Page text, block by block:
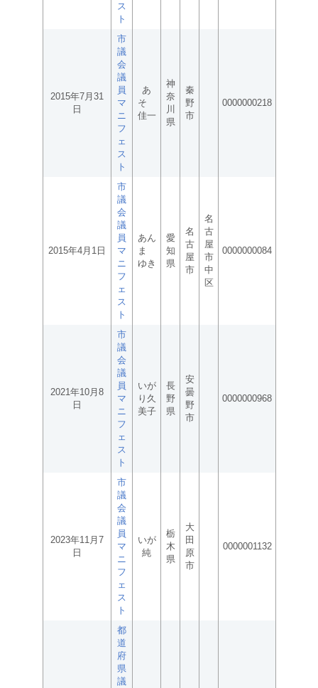
ス
ト
2015年7月31
日
市
議
会
議
員
マ
ニ
フ
ェ
ス
ト
あ
そ
佳一
神
奈
川
県
秦
野
市
0000000218
2015年4月1日
市
議
会
議
員
マ
ニ
フ
ェ
ス
ト
あん
ま
ゆき
愛
知
県
名
古
屋
市
名
古
屋
市
中
区
0000000084
2021年10月8
日
市
議
会
議
員
マ
ニ
フ
ェ
ス
ト
いが
り久
美子
長
野
県
安
曇
野
市
0000000968
2023年11月7
日
市
議
会
議
員
マ
ニ
フ
ェ
ス
ト
いが
純
栃
木
県
大
田
原
市
0000001132
都
道
府
県
議